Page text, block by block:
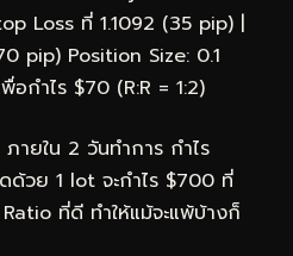
Loss ที่ 1.1092 (35 pip) |
pip) Position Size: 0.1
กำไร $70 (R:R = 1:2)
ายใน 2 วันทำการ กำไร
ด้วย 1 lot จะกำไร $700 ที่
ที่ดี ทำให้แม้จะแพ้บ้างก็